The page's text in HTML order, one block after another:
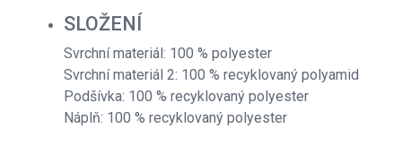
SLOŽENÍ
Svrchní materiál: 100 % polyester
Svrchní materiál 2: 100 % recyklovaný polyamid
Podšívka: 100 % recyklovaný polyester
Náplň: 100 % recyklovaný polyester